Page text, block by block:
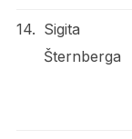
14. Sigita
Šternberga